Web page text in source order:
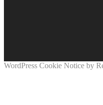
WordPress Cookie Notice by